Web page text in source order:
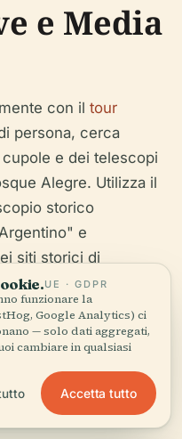
e Media
con il tour
persona, cerca
e dei telescopi
Alegre. Utilizza il
storico
e
siti storici di
UE · GDPR
funzionare la
Google Analytics) ci
— solo dati aggregati,
cambiare in qualsiasi
Accetta tutto